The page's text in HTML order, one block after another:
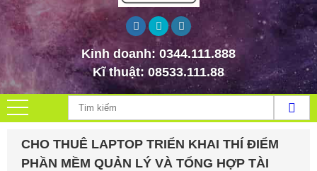
Kinh doanh: 0344.111.888
Kĩ thuật: 08533.111.88
CHO THUÊ LAPTOP TRIỂN KHAI THÍ ĐIỂM
PHẦN MỀM QUẢN LÝ VÀ TỔNG HỢP TÀI